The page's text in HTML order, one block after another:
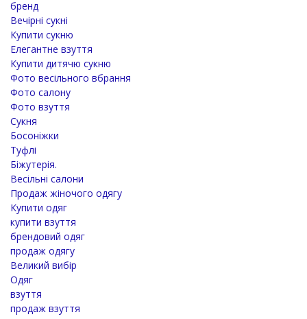
бренд
Вечірні сукні
Купити сукню
Елегантне взуття
Купити дитячю сукню
Фото весільного вбрання
Фото салону
Фото взуття
Сукня
Босоніжки
Туфлі
Біжутерія.
Весільні салони
Продаж жіночого одягу
Купити одяг
купити взуття
брендовий одяг
продаж одягу
Великий вибір
Одяг
взуття
продаж взуття